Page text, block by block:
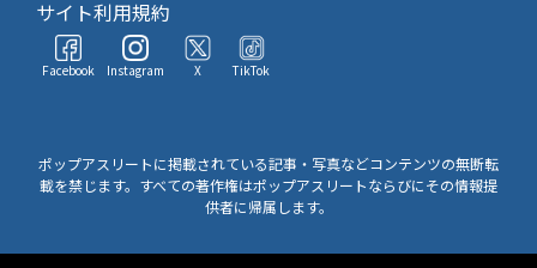
サイト利用規約
Facebook Instagram X TikTok
ポップアスリートに掲載されている記事・写真などコンテンツの無断転
載を禁じます。すべての著作権はポップアスリートならびにその情報提
供者に帰属します。